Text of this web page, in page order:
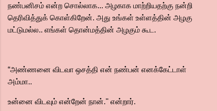
நண்பனிசம் என்ற சொல்லாக... அழகாக மாற்றியதற்கு நன்றி
தெரிவித்துக் கொள்கிறேன். அது உங்கள் உள்ளத்தின் அழகு
மட்டுமல்ல.. எங்கள் தொன்மத்தின் அழகும் கூட.
“அண்ணனை விடவா ஒசத்தி என் நண்பன் எனக்கேட்டாள்
அம்மா..
உன்னை விடவும் என்றேன் நான்.'' என்றார்.